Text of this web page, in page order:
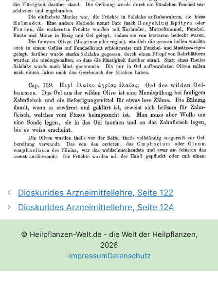
Dioskurides Arzneimittellehre, Seite 122
Dioskurides Arzneimittellehre, Seite 124
© Heilpflanzen-Welt.de - die Welt der Heilpflanzen,
2026
·ImpressumDatenschutz